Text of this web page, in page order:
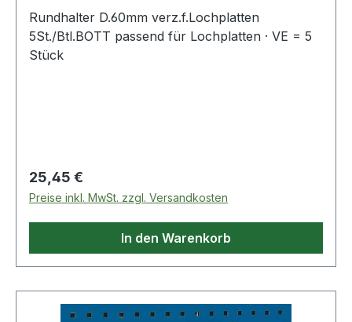
Rundhalter D.60mm verz.f.Lochplatten
5St./Btl.BOTT passend für Lochplatten · VE = 5
Stück
Regulärer Preis:
25,45 €
Preise inkl. MwSt. zzgl. Versandkosten
In den Warenkorb